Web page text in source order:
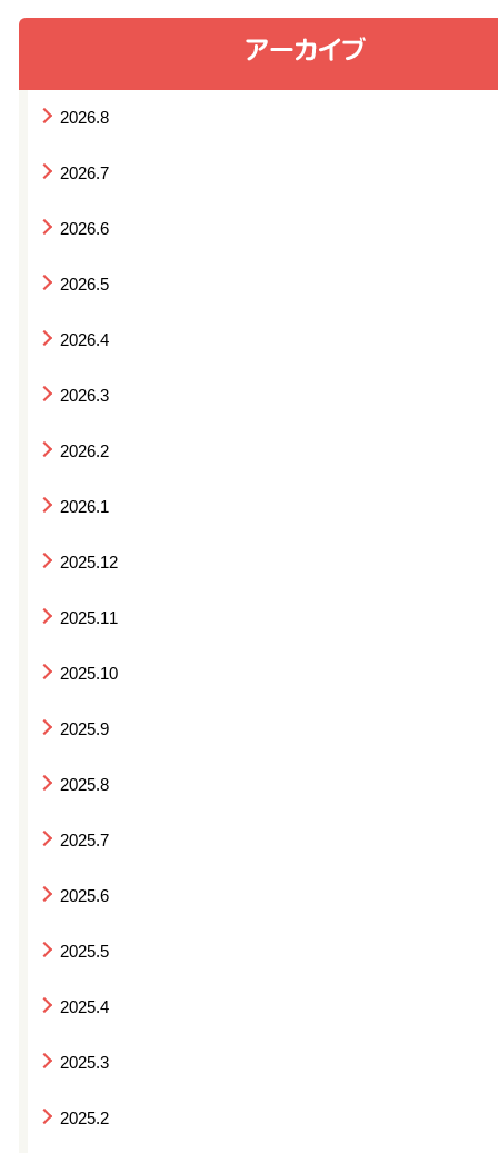
2026.8
2026.7
2026.6
2026.5
2026.4
2026.3
2026.2
2026.1
2025.12
2025.11
2025.10
2025.9
2025.8
2025.7
2025.6
2025.5
2025.4
2025.3
2025.2